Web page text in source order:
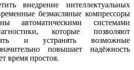
внедрение интеллектуальных
безмасляные компрессоры
автоматическими системами
которые позволяют
и устранять возможные
повышает надёжность
время простоя.